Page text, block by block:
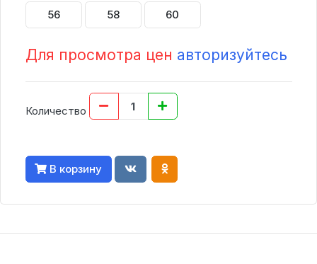
56 58 60
Для просмотра цен авторизуйтесь
Количество
В корзину